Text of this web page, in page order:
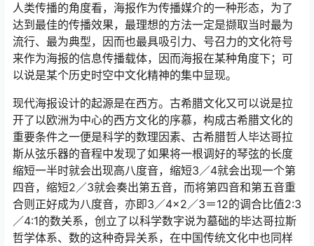
人类传播的角度看，海报作为传播媒介的一种形态，为了
达到最佳的传播效果，最理想的方法一定是撷取当时最为
流行、最为典型，因而也最具吸引力、号召力的文化符号
来作为海报的信息传播载体，因而海报在某种角度下；可
以说是某个历史时空中文化精神的集中显现。
现代海报设计的起源是在西方。古希腊文化又可以说是拉
开了以欧洲为中心的西方文化的序慕，构成古希腊文化的
重要条件之一便是科学的数理因素、古希腊哲人毕达哥拉
斯从弦乐器的音程中发现了如果将一根调好的琴弦的长度
缩短一半时就会出现高八度音，缩短3／4就会出现一个第
四音，缩短2／3就会奏出第五音，而将第四音和第五音重
合则正好成为八度音，亦即3／4×2／3＝12的调合比值2:3
／4:1的数关系，创立了以科学数字说为墓础的毕达哥拉斯
哲学体系、数的这种奇异关系，在中国传统文化中也同样